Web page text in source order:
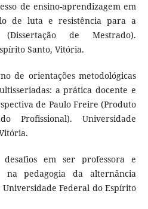
de ensino-aprendizagem em
de luta e resistência para a
de Mestrado).
Santo, Vitória.
de orientações metodológicas
a prática docente e
de Paulo Freire (Produto
Profissional). Universidade
em ser professora e
na pedagogia da alternância
Universidade Federal do Espírito